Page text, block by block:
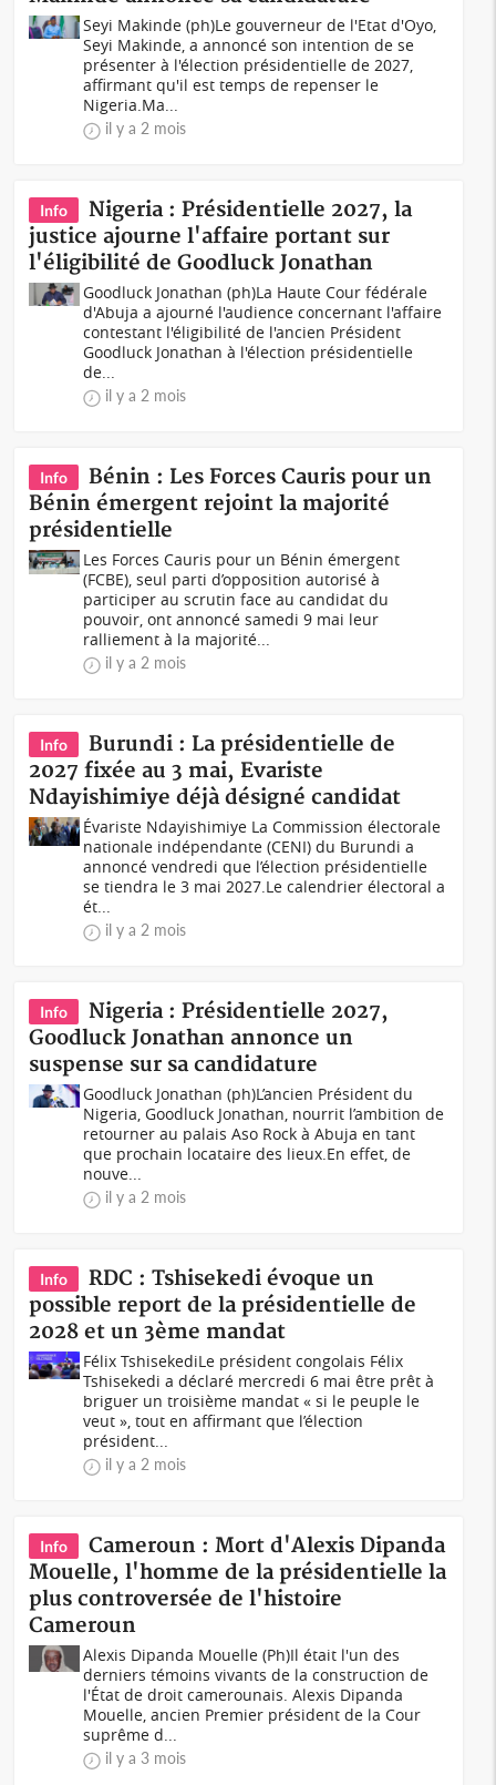
Seyi Makinde (ph)Le gouverneur de l'Etat d'Oyo,
Seyi Makinde, a annoncé son intention de se
présenter à l'élection présidentielle de 2027,
affirmant qu'il est temps de repenser le
Nigeria.Ma...
il y a 2 mois
Info
Nigeria : Présidentielle 2027, la
justice ajourne l'affaire portant sur
l'éligibilité de Goodluck Jonathan
Goodluck Jonathan (ph)La Haute Cour fédérale
d'Abuja a ajourné l'audience concernant l'affaire
contestant l'éligibilité de l'ancien Président
Goodluck Jonathan à l'élection présidentielle
de...
il y a 2 mois
Info
Bénin : Les Forces Cauris pour un
Bénin émergent rejoint la majorité
présidentielle
Les Forces Cauris pour un Bénin émergent
(FCBE), seul parti d’opposition autorisé à
participer au scrutin face au candidat du
pouvoir, ont annoncé samedi 9 mai leur
ralliement à la majorité...
il y a 2 mois
Info
Burundi : La présidentielle de
2027 fixée au 3 mai, Evariste
Ndayishimiye déjà désigné candidat
Évariste Ndayishimiye La Commission électorale
nationale indépendante (CENI) du Burundi a
annoncé vendredi que l’élection présidentielle
se tiendra le 3 mai 2027.Le calendrier électoral a
ét...
il y a 2 mois
Info
Nigeria : Présidentielle 2027,
Goodluck Jonathan annonce un
suspense sur sa candidature
Goodluck Jonathan (ph)L’ancien Président du
Nigeria, Goodluck Jonathan, nourrit l’ambition de
retourner au palais Aso Rock à Abuja en tant
que prochain locataire des lieux.En effet, de
nouve...
il y a 2 mois
Info
RDC : Tshisekedi évoque un
possible report de la présidentielle de
2028 et un 3ème mandat
Félix TshisekediLe président congolais Félix
Tshisekedi a déclaré mercredi 6 mai être prêt à
briguer un troisième mandat « si le peuple le
veut », tout en affirmant que l’élection
président...
il y a 2 mois
Info
Cameroun : Mort d'Alexis Dipanda
Mouelle, l'homme de la présidentielle la
plus controversée de l'histoire
Cameroun
Alexis Dipanda Mouelle (Ph)Il était l'un des
derniers témoins vivants de la construction de
l'État de droit camerounais. Alexis Dipanda
Mouelle, ancien Premier président de la Cour
suprême d...
il y a 3 mois